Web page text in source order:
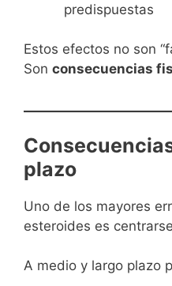
predispuestas
Estos efectos no son
Son consecuencias
plazo
Uno de los mayores
esteroides es
A medio y largo plazo